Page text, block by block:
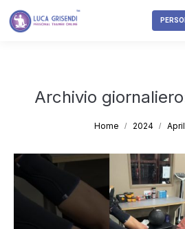
Archivio
Tu sei qui:
Home 2024